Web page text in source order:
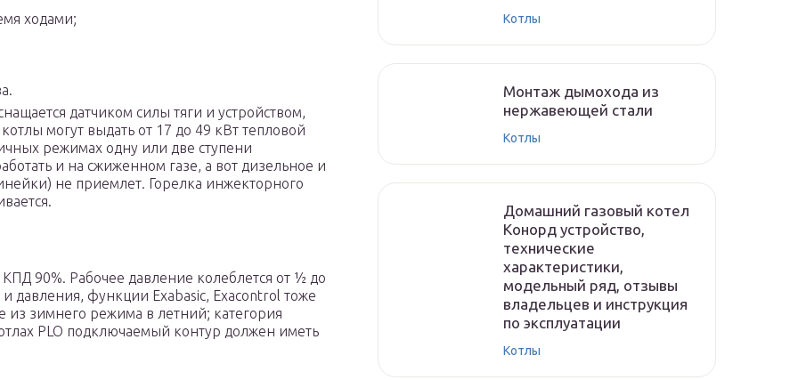
ходами;
датчиком силы тяги и устройством,
могут выдать от 17 до 49 кВт тепловой
режимах одну или две ступени
и на сжиженном газе, а вот дизельное и
не приемлет. Горелка инжекторного
90%. Рабочее давление колеблется от ½ до
давления, функции Exabasic, Exacontrol тоже
зимнего режима в летний; категория
PLO подключаемый контур должен иметь
Котлы
Монтаж дымохода из
нержавеющей стали
Котлы
Домашний газовый котел
Конорд устройство,
технические
характеристики,
модельный ряд, отзывы
владельцев и инструкция
по эксплуатации
Котлы